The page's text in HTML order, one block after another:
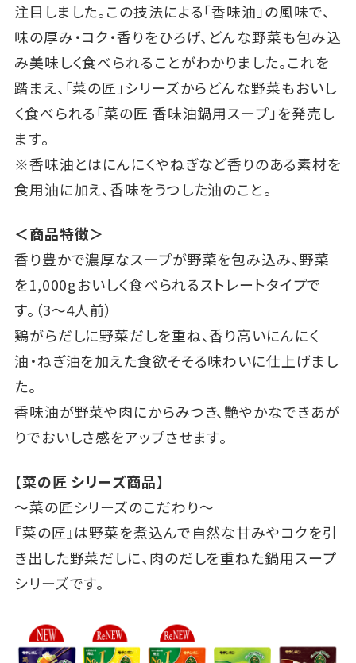
注目しました。この技法による「香味油」の風味で、
味の厚み・コク・香りをひろげ、どんな野菜も包み込
み美味しく食べられることがわかりました。これを
踏まえ、「菜の匠」シリーズからどんな野菜もおいし
く食べられる「菜の匠 香味油鍋用スープ」を発売し
ます。
※香味油とはにんにくやねぎなど香りのある素材を
食用油に加え、香味をうつした油のこと。
＜商品特徴＞
香り豊かで濃厚なスープが野菜を包み込み、野菜
を1,000gおいしく食べられるストレートタイプで
す。（3～4人前）
鶏がらだしに野菜だしを重ね、香り高いにんにく
油・ねぎ油を加えた食欲そそる味わいに仕上げまし
た。
香味油が野菜や肉にからみつき、艶やかなできあが
りでおいしさ感をアップさせます。
【菜の匠 シリーズ商品】
～菜の匠シリーズのこだわり～
『菜の匠』は野菜を煮込んで自然な甘みやコクを引
き出した野菜だしに、肉のだしを重ねた鍋用スープ
シリーズです。